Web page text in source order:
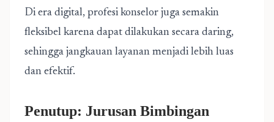
Di era digital, profesi konselor juga semakin
fleksibel karena dapat dilakukan secara daring,
sehingga jangkauan layanan menjadi lebih luas
dan efektif.
Penutup: Jurusan Bimbingan